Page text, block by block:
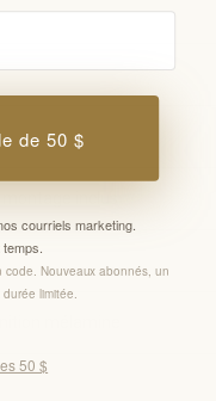
de 50 $
courriels marketing.
Nouveaux abonnés, un
limitée.
50 $